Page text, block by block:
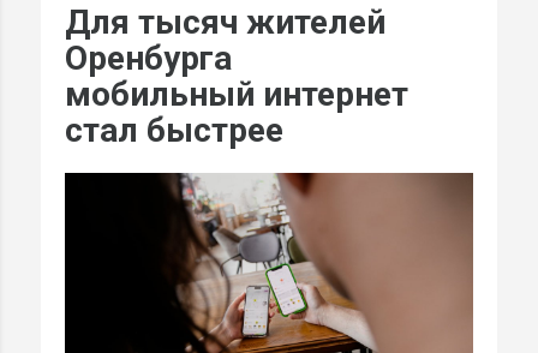
Для тысяч жителей
Оренбурга
мобильный интернет
стал быстрее